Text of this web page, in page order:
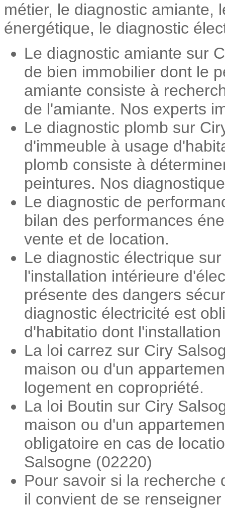
métier, le diagnostic amiante,
énergétique, le diagnostic
Le diagnostic amiante sur
de bien immobilier dont le
amiante consiste à
de l'amiante. Nos experts
Le diagnostic plomb sur
d'immeuble à usage
plomb consiste à
peintures. Nos
Le diagnostic de
bilan des performances
vente et de location.
Le diagnostic électrique
l'installation intérieure
présente des dangers
diagnostic électricité est
d'habitatio dont
La loi carrez sur Ciry
maison ou d'un
logement en copropriété.
La loi Boutin sur Ciry
maison ou d'un
obligatoire en cas de
Salsogne (02220)
Pour savoir si la recherche
il convient de se